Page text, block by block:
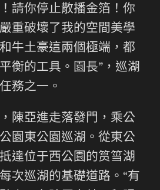
請你停止散播金箔！你
重破壞了我的空間美學
牛土豪這兩個極端，都
衡的工具。園長”，巡湖
務之一。
陳亞進走落發門，乘公
園東公園巡湖。從東公
達位于西公園的筼筜湖
次巡湖的基礎道路。“有